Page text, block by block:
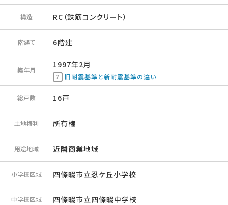
構造 RC（鉄筋コンクリート）
階建て 6階建
築年月
1997年2月
旧耐震基準と新耐震基準の違い
総戸数 16戸
土地権利 所有権
用途地域 近隣商業地域
小学校区域 四條畷市立忍ケ丘小学校
中学校区域 四條畷市立四條畷中学校